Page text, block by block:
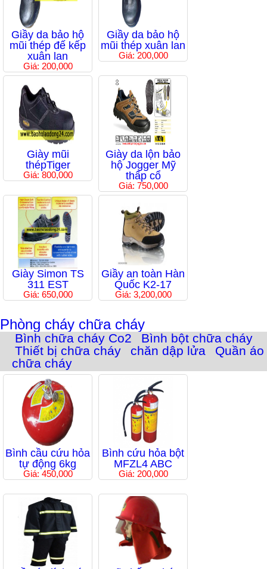
Giầy da bảo hộ
mũi thép đế kếp
xuân lan
Giá: 200,000
Giầy da bảo hộ
mũi thép xuân lan
Giá: 200,000
Giày mũi
thépTiger
Giá: 800,000
Giày da lộn bảo
hộ Jogger Mỹ
thấp cổ
Giá: 750,000
Giày Simon TS
311 EST
Giá: 650,000
Giầy an toàn Hàn
Quốc K2-17
Giá: 3,200,000
Phòng cháy chữa cháy
Bình chữa cháy Co2
Bình bột chữa cháy
Thiết bị chữa cháy
chăn dập lửa
Quần áo
chữa cháy
Bình cầu cứu hỏa
tự động 6kg
Giá: 450,000
Bình cứu hỏa bột
MFZL4 ABC
Giá: 200,000